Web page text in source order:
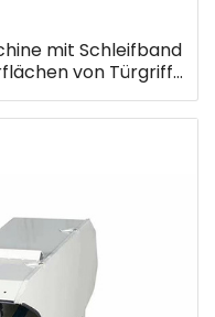
mit Schleifband
von Türgriff-